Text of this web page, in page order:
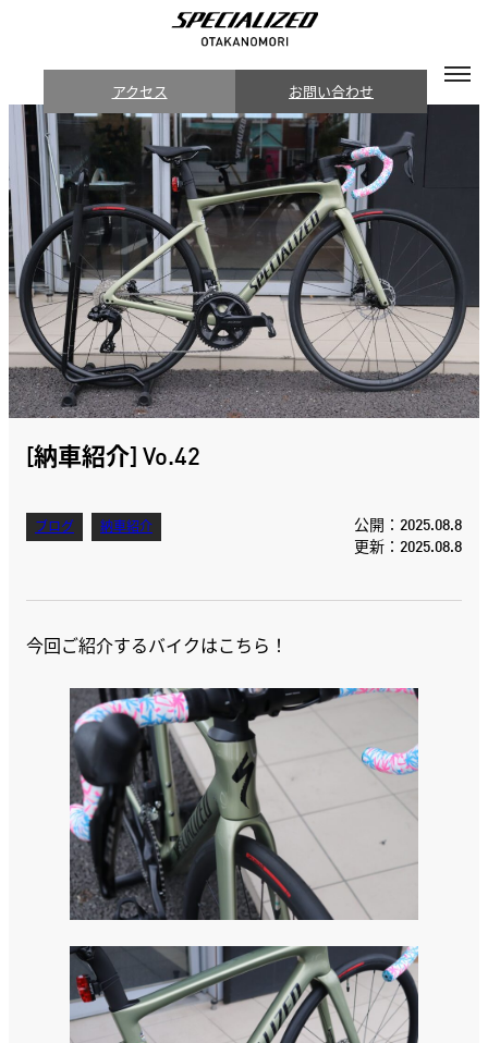
アクセス お問い合わせ
[納車紹介] Vo.42
ブログ 納車紹介
公開：2025.08.8
更新：2025.08.8
今回ご紹介するバイクはこちら！